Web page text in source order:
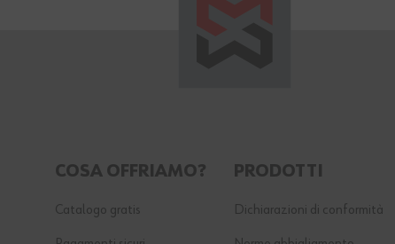
COSA OFFRIAMO?
Catalogo gratis
PRODOTTI
Dichiarazioni di conformità